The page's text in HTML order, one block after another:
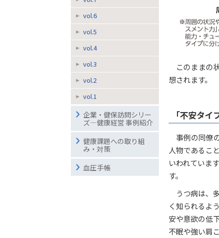
このままの
想されます。
「不安タ
事例の同僚
人物であるこ
いわれていま
す。
うつ病は、
く知られるよ
安や意欲の低
不眠や強い肩
vol.6
vol.5
vol.4
vol.3
vol.2
vol.1
企業・健保訪問シリー
ズ―健康経営 事例紹介
健康課題への取り組
み・対策
血圧手帳